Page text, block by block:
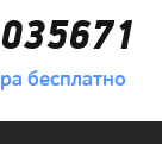
бесплатно